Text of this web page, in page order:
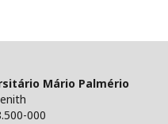
Mário Palmério
000